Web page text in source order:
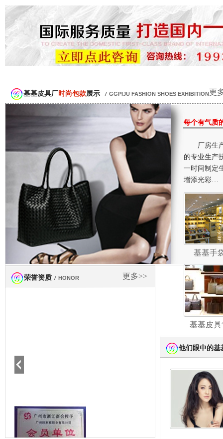
更
基基皮具厂时尚包款展示 / GGPIJU FASHION SHOES EXHIBITION
每个有气质
厂房生
的专业生产
一时间制定
增添光彩…
基基手
基基皮
更多>>
荣誉资质 / HONOR
他们眼中的基